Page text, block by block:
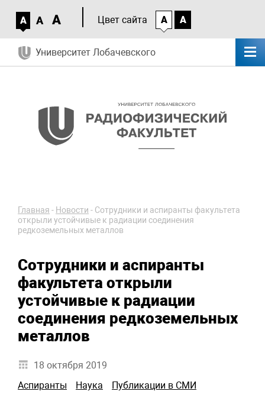
A A A Цвет сайта A A
Университет Лобачевского
Главная - Новости - Сотрудники и аспиранты факультета
открыли устойчивые к радиации соединения
редкоземельных металлов
Сотрудники и аспиранты
факультета открыли
устойчивые к радиации
соединения редкоземельных
металлов
18 октября 2019
Аспиранты
Наука Публикации в СМИ